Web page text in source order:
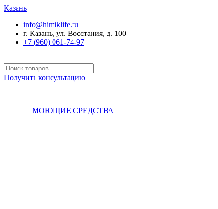
Казань
info@himiklife.ru
г. Казань, ул. Восстания, д. 100
+7 (960) 061-74-97
Получить консультацию
МОЮЩИЕ СРЕДСТВА